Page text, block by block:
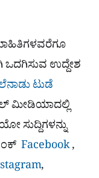
ಒದಗಿಸುವ ಉದ್ದೇಶ
ಟುಡೆ
ಮೀಡಿಯಾದಲ್ಲಿ
ಸುದ್ದಿಗಳನ್ನು
Facebook,
,